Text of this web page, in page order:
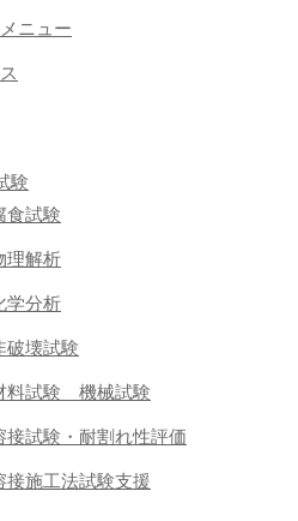
ニュー
験
食試験
理解析
学分析
破壊試験
料試験 機械試験
接試験・耐割れ性評価
接施工法試験支援